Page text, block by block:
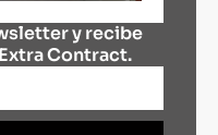
y recibe
Contract.